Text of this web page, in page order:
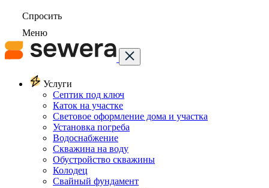
Спросить
Меню
Услуги
Септик под ключ
Каток на участке
Световое оформление дома и участка
Установка погреба
Водоснабжение
Скважина на воду
Обустройство скважины
Колодец
Свайный фундамент